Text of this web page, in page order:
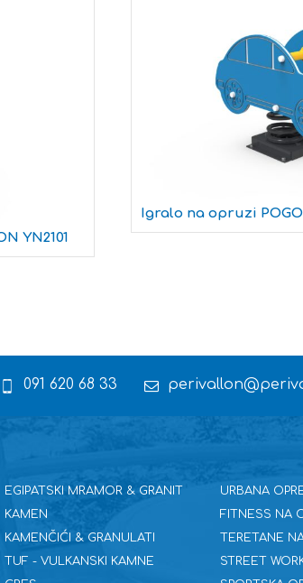
YN2101
Igralo na opruzi POGO
091 620 68 33
EGIPATSKI MRAMOR & GRANIT
KAMEN
KAMENČIĆI & GRANULATI
TUF - VULKANSKI KAMNE
URBANA
FITNESS NA
TERETANE
STREET